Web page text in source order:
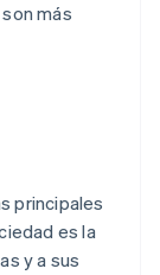
más
principales
es la
y a sus